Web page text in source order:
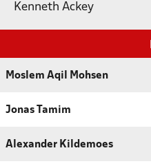
Kenneth Ackey
Moslem Aqil Mohsen
Jonas Tamim
Alexander Kildemoes